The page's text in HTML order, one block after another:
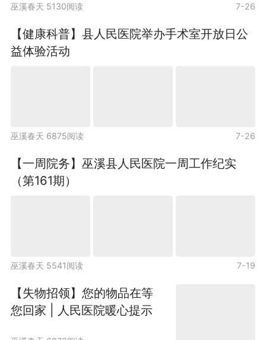
巫溪春天 5130阅读 7-26
【健康科普】县人民医院举办手术室开放日公
益体验活动
巫溪春天 6875阅读 7-26
【一周院务】巫溪县人民医院一周工作纪实
（第161期）
巫溪春天 5541阅读 7-19
【失物招领】您的物品在等
您回家 | 人民医院暖心提示